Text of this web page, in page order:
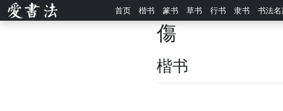
首页 楷书 篆书 草书 行书 隶书 书法
傷
楷书